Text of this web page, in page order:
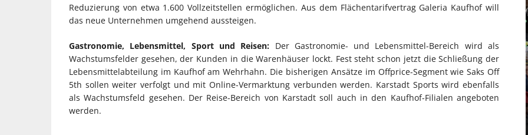
Reduzierung von etwa 1.600 Vollzeitstellen ermöglichen. Aus dem Flächentarifvertrag Galeria Kaufhof will
das neue Unternehmen umgehend aussteigen.
Gastronomie, Lebensmittel, Sport und Reisen: Der Gastronomie- und Lebensmittel-Bereich wird als
Wachstumsfelder gesehen, der Kunden in die Warenhäuser lockt. Fest steht schon jetzt die Schließung der
Lebensmittelabteilung im Kaufhof am Wehrhahn. Die bisherigen Ansätze im Offprice-Segment wie Saks Off
5th sollen weiter verfolgt und mit Online-Vermarktung verbunden werden. Karstadt Sports wird ebenfalls
als Wachstumsfeld gesehen. Der Reise-Bereich von Karstadt soll auch in den Kaufhof-Filialen angeboten
werden.
INDUSTRIELLER CHIC: WIE
LOFT-STIL IN IHREM
EINFAMILIENHAUS
UNTERSTÜTZEN
Die Inspiration des industriellen Chics sind die
Werkshallen des Industriezeitalters. Die Basis für